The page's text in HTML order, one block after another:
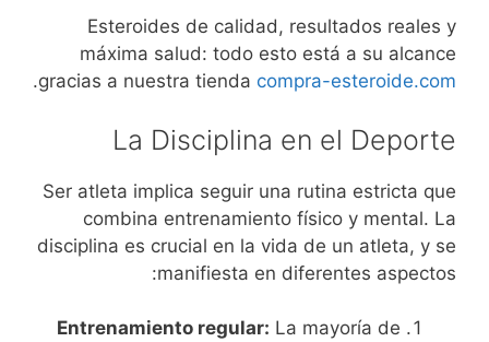
Esteroides de calidad, resultados reales y
máxima salud: todo esto está a su alcance
gracias a nuestra tienda compra-esteroide.com
.
La Disciplina en el Deporte
Ser atleta implica seguir una rutina estricta que
combina entrenamiento físico y mental. La
disciplina es crucial en la vida de un atleta, y se
manifiesta en diferentes aspectos:
Entrenamiento regular: La mayoría de